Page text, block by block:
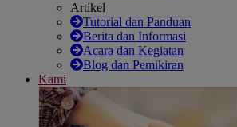
Artikel
Tutorial dan Panduan
Berita dan Informasi
Acara dan Kegiatan
Blog dan Pemikiran
Kami